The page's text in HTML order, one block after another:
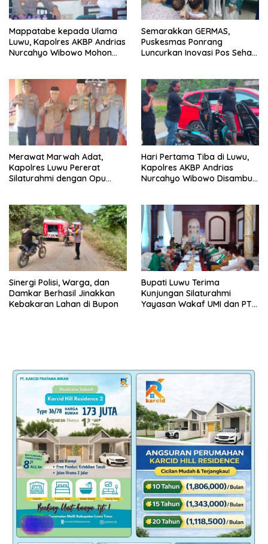
Mappatabe kepada Ulama
Luwu, Kapolres AKBP Andrias
Nurcahyo Wibowo Mohon
Semarakkan GERMAS,
Puskesmas Ponrang
Luncurkan Inovasi Pos Sehat
Merawat Marwah Adat,
Kapolres Luwu Pererat
Silaturahmi dengan Opu
Hari Pertama Tiba di Luwu,
Kapolres AKBP Andrias
Nurcahyo Wibowo Disambut
Sinergi Polisi, Warga, dan
Damkar Berhasil Jinakkan
Kebakaran Lahan di Bupon
Bupati Luwu Terima
Kunjungan Silaturahmi
Yayasan Wakaf UMI dan PT